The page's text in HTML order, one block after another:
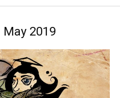
2019